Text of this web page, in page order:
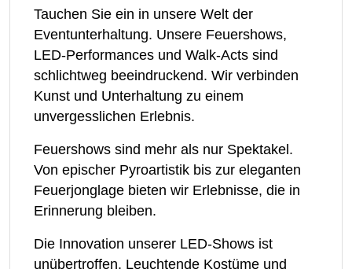
Tauchen Sie ein in unsere Welt der
Eventunterhaltung. Unsere Feuershows,
LED-Performances und Walk-Acts sind
schlichtweg beeindruckend. Wir verbinden
Kunst und Unterhaltung zu einem
unvergesslichen Erlebnis.
Feuershows sind mehr als nur Spektakel.
Von epischer Pyroartistik bis zur eleganten
Feuerjonglage bieten wir Erlebnisse, die in
Erinnerung bleiben.
Die Innovation unserer LED-Shows ist
unübertroffen. Leuchtende Kostüme und